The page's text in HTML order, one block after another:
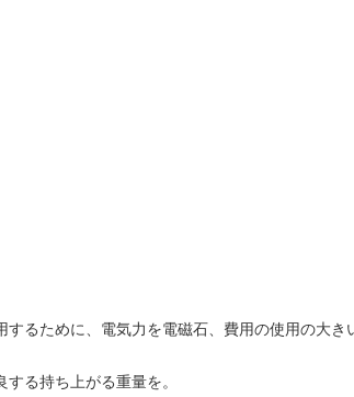
るために、電気力を電磁石、費用の使用の大き
る持ち上がる重量を。